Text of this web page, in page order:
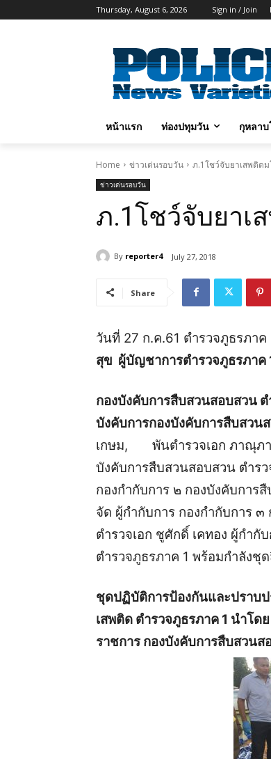
Thursday, August 6, 2026 Sign in / Join
หน้าแรก ท่องปทุมวัน กุหลาบ
Home ข่าวเด่นรอบวัน ภ.1โชว์จับยาเสพติด
ข่าวเด่นรอบวัน
ภ.1โชว์จับยาเ
By reporter4 July 27, 2018
Share
วันที่ 27 ก.ค.61 ตำรวจภูธรภาค
สุข ผู้บัญชาการตำรวจภูธรภาค
กองบังคับการสืบสวนสอบสวน
บังคับการกองบังคับการสืบสวน
เกษม, พันตำรวจเอก ภาณุภา
บังคับการสืบสวนสอบสวน ตำรว
กองกำกับการ ๒ กองบังคับการ
จัด ผู้กำกับการ กองกำกับการ
ตำรวจเอก ชูศักดิ์ เคทอง ผู้กำ
ตำรวจภูธรภาค 1 พร้อมกำลังชุ
ชุดปฏิบัติการป้องกันและปราบ
เสพติด ตำรวจภูธรภาค 1 นำโ
ราชการ กองบังคับการสืบสวน